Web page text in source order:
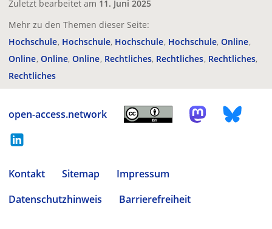
Zuletzt bearbeitet am 11. Juni 2025
Mehr zu den Themen dieser Seite:
Hochschule Hochschule Hochschule Hochschule Online
Online Online Online Rechtliches Rechtliches Rechtliches
Rechtliches
open-access.network
Kontakt Sitemap
Impressum
Datenschutzhinweis
Barrierefreiheit